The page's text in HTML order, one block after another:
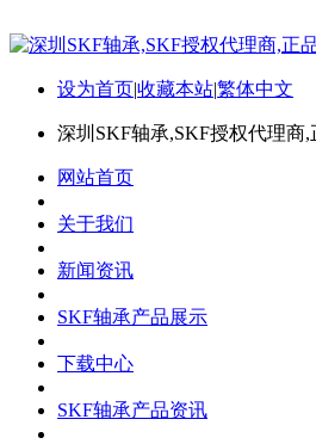
设为首页|收藏本站|繁体中文
深圳SKF轴承,SKF授权代理商,
网站首页
关于我们
新闻资讯
SKF轴承产品展示
下载中心
SKF轴承产品资讯